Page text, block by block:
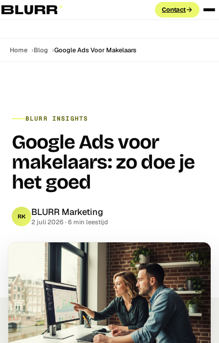
Diensten
Meta Ads
LinkedIn Ads
ABM · Lead Gen Forms · B2B targeting
GROEI & DATA
Marketing Automation
SEO
Technisch · on-page · autoriteit
Rapportage & Tracking
GA4 · server-side · live dashboards
Blog
Labs
FAQ
Contact
Home Blog Google Ads Voor Makelaars
BLURR INSIGHTS
Google Ads voor
makelaars: zo doe je
het goed
RK BLURR Marketing
2 juli 2026· 6 min leestijd